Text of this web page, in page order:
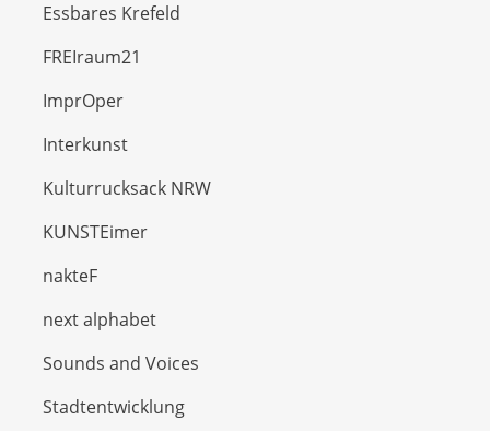
Essbares Krefeld
FREIraum21
ImprOper
Interkunst
Kulturrucksack NRW
KUNSTEimer
nakteF
next alphabet
Sounds and Voices
Stadtentwicklung